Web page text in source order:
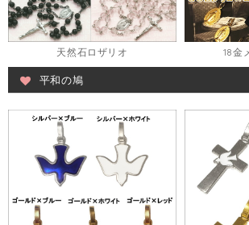
天然石ロザリオ 18金
平和の鳩